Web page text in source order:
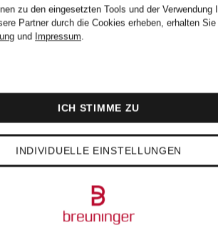
540
mit
und
CHF
zu den eingesetzten Tools und der Verwendung
Partner durch die Cookies erheben, erhalten
und Impressum.
INDIVIDUELLE EINSTELLUNGEN
ICH STIMME ZU